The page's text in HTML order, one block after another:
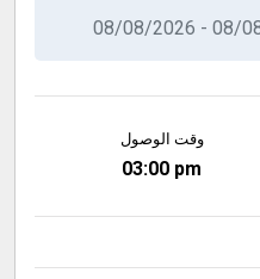
وقت الوصول
03:00 pm